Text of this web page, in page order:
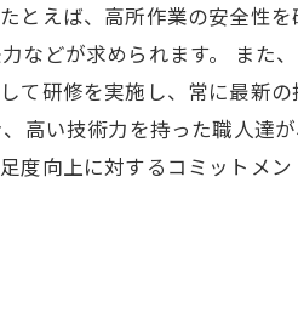
とえば、高所作業の安全性
などが求められます。 また
て研修を実施し、常に最新
高い技術力を持った職人達
向上に対するコミットメン